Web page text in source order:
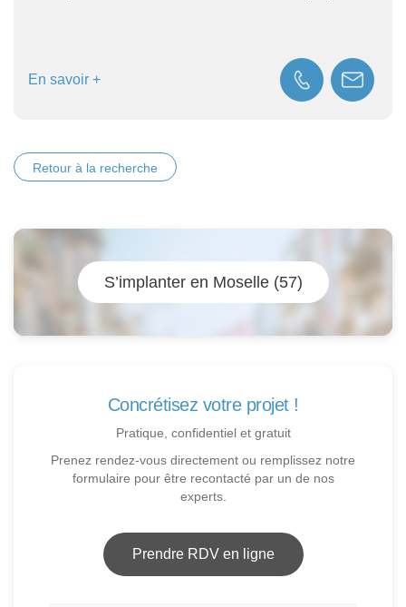
En savoir +
Retour à la recherche
S’implanter en Moselle (57)
Concrétisez votre projet !
Pratique, confidentiel et gratuit
Prenez rendez-vous directement ou remplissez notre
formulaire pour être recontacté par un de nos
experts.
Prendre RDV en ligne